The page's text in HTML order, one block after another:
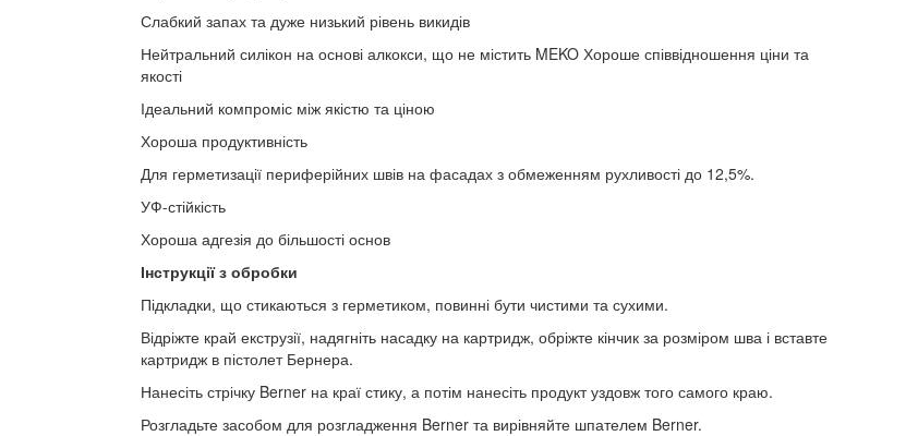
Слабкий запах та дуже низький рівень викидів
Нейтральний силікон на основі алкокси, що не містить MEKO Хороше співвідношення ціни та
якості
Ідеальний компроміс між якістю та ціною
Хороша продуктивність
Для герметизації периферійних швів на фасадах з обмеженням рухливості до 12,5%.
УФ-стійкість
Хороша адгезія до більшості основ
Інструкції з обробки
Підкладки, що стикаються з герметиком, повинні бути чистими та сухими.
Відріжте край екструзії, надягніть насадку на картридж, обріжте кінчик за розміром шва і вставте
картридж в пістолет Бернера.
Нанесіть стрічку Berner на краї стику, а потім нанесіть продукт уздовж того самого краю.
Розгладьте засобом для розгладження Berner та вирівняйте шпателем Berner.